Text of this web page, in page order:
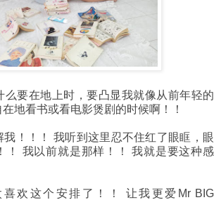
么要在地上时，要凸显我就像从前年轻的
地看书或看电影煲剧的时候啊！！
我！！！ 我听到这里忍不住红了眼眶，眼
！ 我以前就是那样！！ 我就是要这种感
欢这个安排了！！ 让我更爱Mr BIG